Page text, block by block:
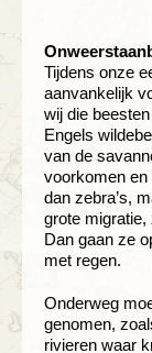
Tijdens onze
aanvankelijk
wij die
Engels
van de
voorkomen
dan zebra’s,
grote migratie,
Dan gaan ze
met regen.
Onderweg
genomen,
rivieren waar